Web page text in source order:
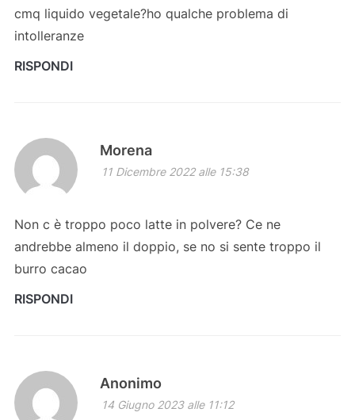
cmq liquido vegetale?ho qualche problema di
intolleranze
RISPONDI
Morena
11 Dicembre 2022 alle 15:38
Non c è troppo poco latte in polvere? Ce ne
andrebbe almeno il doppio, se no si sente troppo il
burro cacao
RISPONDI
Anonimo
14 Giugno 2023 alle 11:12